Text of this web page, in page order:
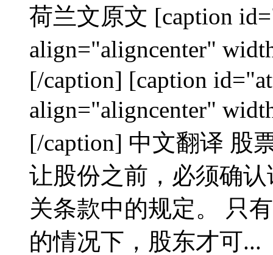
荷兰文原文 [caption
align="aligncenter"
[/caption] [caption
align="aligncenter"
[/caption] 中文翻译 股
让股份之前，必须确
关条款中的规定。 只
的情况下，股东才可...